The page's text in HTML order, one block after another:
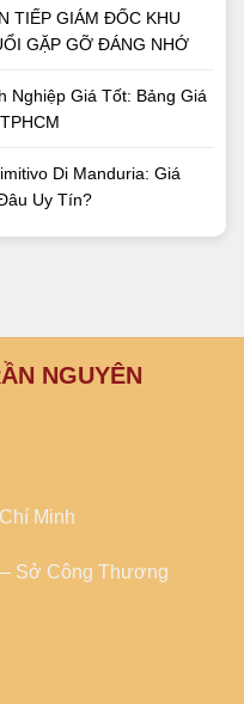
TIẾP GIÁM ĐỐC KHU
GẶP GỠ ĐÁNG NHỚ
Nghiệp Giá Tốt: Bảng Giá
Di Manduria: Giá
Uy Tín?
NGUYÊN
Minh
Sở Công Thương